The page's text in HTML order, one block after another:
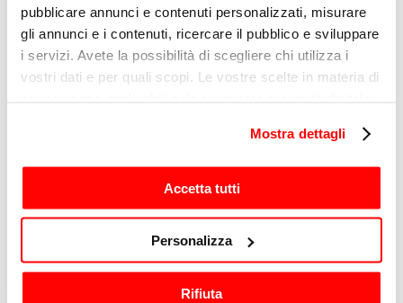
pubblicare annunci e contenuti personalizzati, misurare
gli annunci e i contenuti, ricercare il pubblico e sviluppare
i servizi. Avete la possibilità di scegliere chi utilizza i
vostri dati e per quali scopi. Le vostre scelte in materia di
modificare o revocare il proprio consenso in qualsiasi
momento dalla Dichiarazione sui cookie o facendo clic
sull'icona di attivazione della privacy.
raccogliere informazioni sulla tua posizione
geografica, con un'approssimazione di qualche
Mostra dettagli
Accetta tutti
Personalizza
Rifiuta
Razón